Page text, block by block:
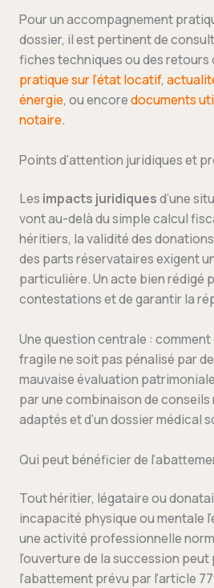
Pour un accompagnement
dossier, il est pertinent de
fiches techniques ou des retours
pratique sur l’état locatif,
énergie, ou encoredocuments
notaire.
Points d’attention juridiques et
Les impacts juridiquesd’une
vont au-delà du simple calcul
héritiers, la validité des
des parts réservataires exigent
particulière. Un acte bien rédigé
contestations et de garantir la
Une question centrale :
fragile ne soit pas pénalisé par
mauvaise évaluation
par une combinaison de conseils
adaptés et d’un dossier médical
Qui peut bénéficier de
Tout héritier, légataire ou
incapacité physique ou mentale
une activité professionnelle
l’ouverture de la succession
l’abattement prévu par l’article